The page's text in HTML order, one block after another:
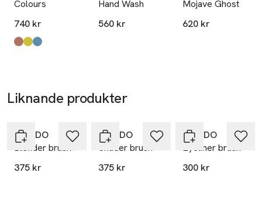
Colours
740 kr
Produkten finns i färgerna:
5 Colours Corporate Colours
5 Colours Syren
5 Colours Sciomancer
Hand Wash
560 kr
Mojave Ghost
620 kr
Liknande produkter
BYREDO
Blender brush
375 kr
BYREDO
Shader brush
375 kr
BYREDO
Eyeliner brush
300 kr